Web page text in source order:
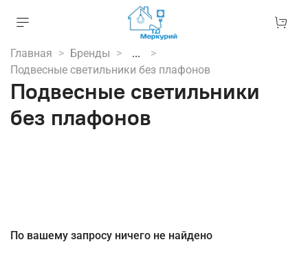
Главная Бренды
...
Подвесные светильники без плафонов
Подвесные светильники
без плафонов
По вашему запросу ничего не найдено